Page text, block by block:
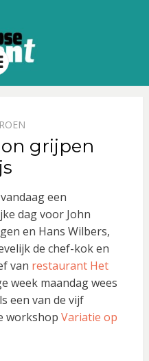
grijpen
een
dag voor John
en Hans Wilbers,
de chef-kok en
van restaurant Het
week maandag wees
een van de vijf
workshop Variatie op